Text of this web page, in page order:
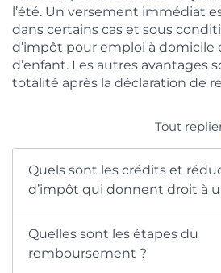
l’été. Un versement immédiat
dans certains cas et sous
d’impôt pour emploi à domicile
d’enfant. Les autres avantages
totalité après la déclaration de
Tout
Quels sont les crédits et
d’impôt qui donnent droit à
Quelles sont les étapes du
remboursement ?